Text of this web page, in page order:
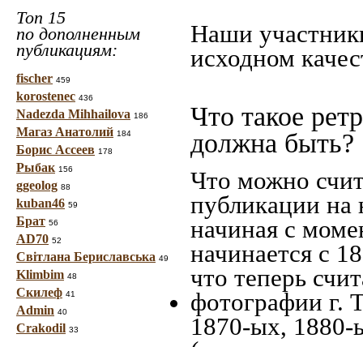
Топ 15
по дополненным
публикациям:
fischer 459
korostenec 436
Nadezda Mihhailova 186
Магаз Анатолий 184
Борис Ассеев 178
Рыбак 156
ggeolog 88
kuban46 59
Брат 56
AD70 52
Світлана Бериславська 49
Klimbim 48
Скилеф 41
Admin 40
Crakodil 33
Наши
исходном
Что такое
должна быть?
Что можно
публикации
начиная c
начинается с
что теперь
фотографии г.
1870-ых, 1880-